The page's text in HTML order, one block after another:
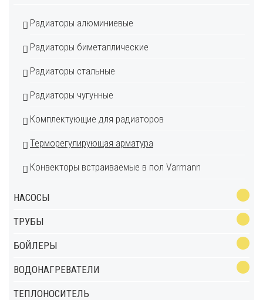
Радиаторы алюминиевые
Радиаторы биметаллические
Радиаторы стальные
Радиаторы чугунные
Комплектующие для радиаторов
Терморегулирующая арматура
Конвекторы встраиваемые в пол Varmann
НАСОСЫ
ТРУБЫ
БОЙЛЕРЫ
ВОДОНАГРЕВАТЕЛИ
ТЕПЛОНОСИТЕЛЬ